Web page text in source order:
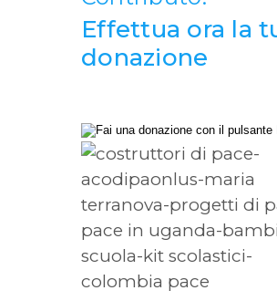
Effettua ora la
donazione